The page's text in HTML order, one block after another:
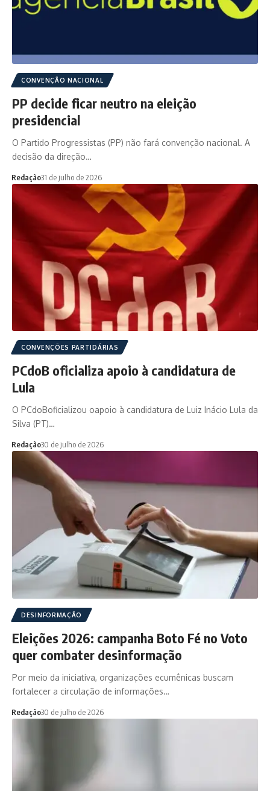
CONVENÇÃO NACIONAL
PP decide ficar neutro na eleição
presidencial
O Partido Progressistas (PP) não fará convenção nacional. A
decisão da direção…
Redação31 de julho de 2026
CONVENÇÕES PARTIDÁRIAS
PCdoB oficializa apoio à candidatura de
Lula
O PCdoBoficializou oapoio à candidatura de Luiz Inácio Lula da
Silva (PT)…
Redação30 de julho de 2026
DESINFORMAÇÃO
Eleições 2026: campanha Boto Fé no Voto
quer combater desinformação
Por meio da iniciativa, organizações ecumênicas buscam
fortalecer a circulação de informações…
Redação30 de julho de 2026